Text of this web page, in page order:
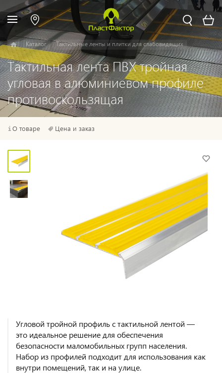
Каталог Тактильные ленты и плитки для слабовидящих
Тактильная лента ПВХ тройная
угловая в алюминиевом профиле
противоскользящая
О товаре Цена и заказ
Угловой тройной профиль с тактильной лентой —
это идеальное решение для обеспечения
безопасности маломобильных групп населения.
Набор из профилей подходит для использования как
внутри помещений, так и на улице.